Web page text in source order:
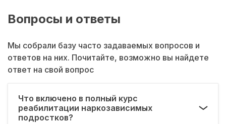
Вопросы и ответы
Мы собрали базу часто задаваемых вопросов и
ответов на них. Почитайте, возможно вы найдете
ответ на свой вопрос
Что включено в полный курс
реабилитации наркозависимых
подростков?